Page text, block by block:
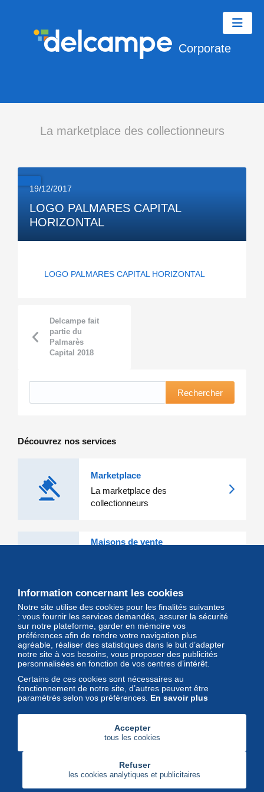
Corporate
La marketplace des collectionneurs
19/12/2017
LOGO PALMARES CAPITAL
HORIZONTAL
LOGO PALMARES CAPITAL HORIZONTAL
Delcampe fait
partie du
Palmarès
Capital 2018
Rechercher
Découvrez nos services
Marketplace
La marketplace des
collectionneurs
Maisons de vente
Magazine
Un regard unique et décalé sur
l'univers des timbres et leurs
collectionneurs
Information concernant les cookies
Notre site utilise des cookies pour les finalités suivantes
: vous fournir les services demandés, assurer la sécurité
sur notre plateforme, garder en mémoire vos
préférences afin de rendre votre navigation plus
agréable, réaliser des statistiques dans le but d’adapter
notre site à vos besoins, vous proposer des publicités
personnalisées en fonction de vos centres d’intérêt.
Certains de ces cookies sont nécessaires au
fonctionnement de notre site, d’autres peuvent être
paramétrés selon vos préférences. En savoir plus
Accepter
tous les cookies
Refuser
les cookies analytiques et publicitaires